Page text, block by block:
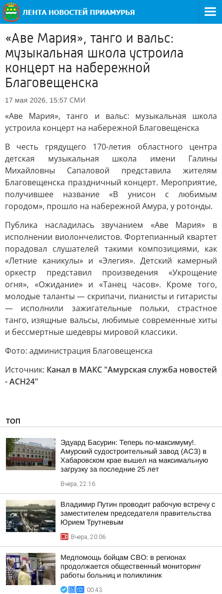
«Аве Мария», танго и вальс:
музыкальная школа устроила
концерт на набережной
Благовещенска
17 мая 2026, 15:57 СМИ
«Аве Мария», танго и вальс: музыкальная школа
устроила концерт на набережной Благовещенска
В честь грядущего 170-летия областного центра
детская музыкальная школа имени Галины
Михайловны Сапаловой представила жителям
Благовещенска праздничный концерт. Мероприятие,
получившее название «В унисон с любимым
городом», прошло на набережной Амура, у ротонды.
Публика насладилась звучанием «Аве Мария» в
исполнении виолончелистов. Фортепианный квартет
порадовал слушателей такими композициями, как
«Летние каникулы» и «Элегия». Детский камерный
оркестр представил произведения «Укрощение
огня», «Ожидание» и «Танец часов». Кроме того,
молодые таланты — скрипачи, пианисты и гитаристы
— исполнили зажигательные польки, страстное
танго, изящные вальсы, любимые современные хиты
и бессмертные шедевры мировой классики.
Фото: администрация Благовещенска
Источник: Канал в МАКС "Амурская служба новостей
- АСН24"
ТОП
Эдуард Басурин: Теперь по-максимуму!.
Амурский судостроительный завод (АСЗ) в
Хабаровском крае вышел на максимальную
загрузку за последние 25 лет
Вчера, 22:16
Владимир Путин проводит рабочую встречу с
заместителем председателя правительства
Юрием Трутневым
Вчера, 20:06
Медпомощь бойцам СВО: в регионах
продолжается общественный мониторинг
работы больниц и поликлиник
00:43